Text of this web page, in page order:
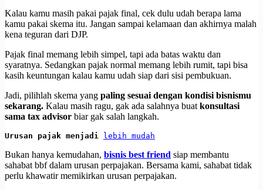
Kalau kamu masih pakai pajak final, cek dulu udah berapa lama
kamu pakai skema itu. Jangan sampai kelamaan dan akhirnya malah
kena teguran dari DJP.
Pajak final memang lebih simpel, tapi ada batas waktu dan
syaratnya. Sedangkan pajak normal memang lebih rumit, tapi bisa
kasih keuntungan kalau kamu udah siap dari sisi pembukuan.
Jadi, pilihlah skema yang paling sesuai dengan kondisi bisnismu
sekarang. Kalau masih ragu, gak ada salahnya buat konsultasi
sama tax advisor biar gak salah langkah.
Urusan pajak menjadi lebih mudah
Bukan hanya kemudahan, bisnis best friend siap membantu
sahabat bbf dalam urusan perpajakan. Bersama kami, sahabat tidak
perlu khawatir memikirkan urusan perpajakan.